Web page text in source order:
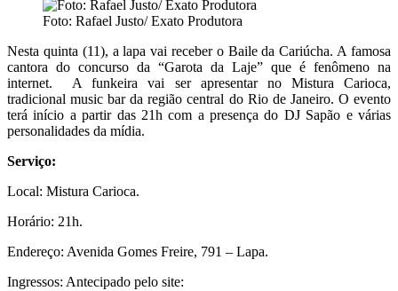
Foto: Rafael Justo/ Exato Produtora
Nesta quinta (11), a lapa vai receber o Baile da Cariúcha. A famosa
cantora do concurso da “Garota da Laje” que é fenômeno na
internet. A funkeira vai ser apresentar no Mistura Carioca,
tradicional music bar da região central do Rio de Janeiro. O evento
terá início a partir das 21h com a presença do DJ Sapão e várias
personalidades da mídia.
Serviço:
Local: Mistura Carioca.
Horário: 21h.
Endereço: Avenida Gomes Freire, 791 – Lapa.
Ingressos: Antecipado pelo site: